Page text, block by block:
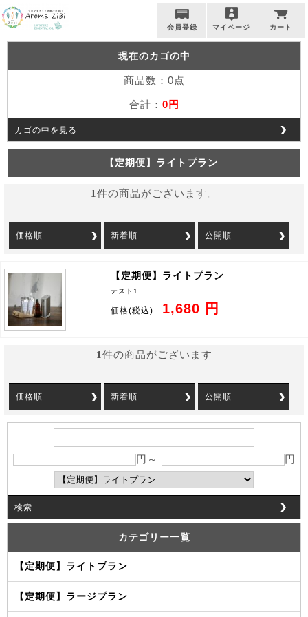
会員登録 マイページ カート
現在のカゴの中
商品数：0点
合計： 0円
カゴの中を見る
【定期便】ライトプラン
1 件の商品がございます。
価格順 新着順 公開順
【定期便】ライトプラン
テスト1
価格(税込): 1,680 円
1 件の商品がございます
価格順 新着順 公開順
円～ 円
検索
カテゴリー一覧
【定期便】ライトプラン
【定期便】ラージプラン